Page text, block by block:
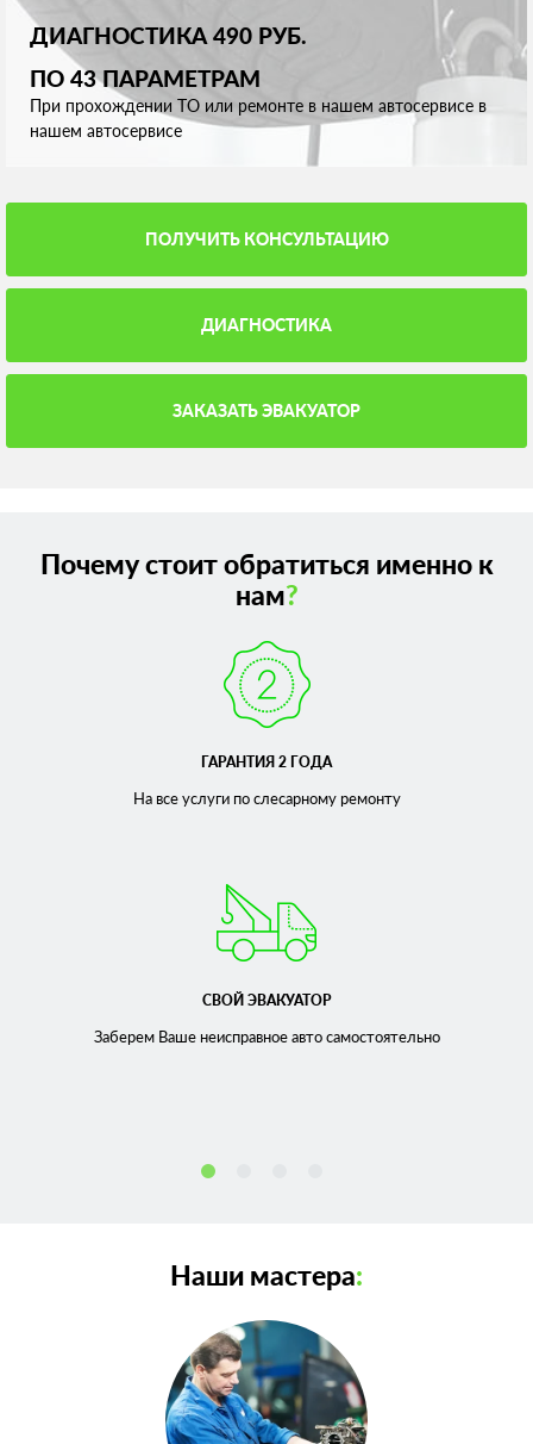
ДИАГНОСТИКА 490 РУБ.
ПО 43 ПАРАМЕТРАМ
При прохождении ТО или ремонте в нашем автосервисе в
нашем автосервисе
ПОЛУЧИТЬ КОНСУЛЬТАЦИЮ
ДИАГНОСТИКА
ЗАКАЗАТЬ ЭВАКУАТОР
Почему стоит обратиться именно к
нам?
ГАРАНТИЯ 2 ГОДА
На все услуги по слесарномуремонту
СВОЙ ЭВАКУАТОР
Заберем Ваше неисправноеавто самостоятельно
Наши мастера: